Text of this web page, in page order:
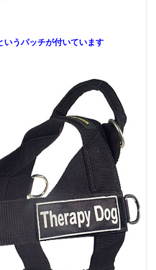
うパッチが付いています